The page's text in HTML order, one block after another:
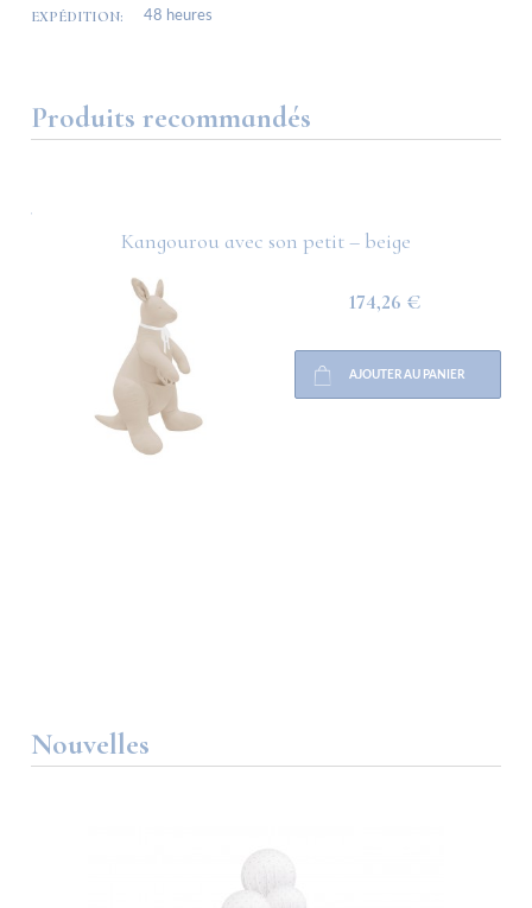
EXPÉDITION: 48 heures
Produits recommandés
Kangourou avec son petit – beige
174,26 €
AJOUTER AU PANIER
Nouvelles